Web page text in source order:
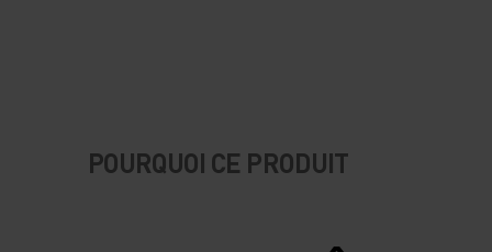
POURQUOI CE PRODUIT